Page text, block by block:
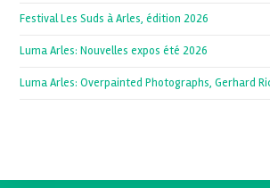
Festival Les Suds à Arles, édition 2026
Luma Arles: Nouvelles expos été 2026
Luma Arles: Overpainted Photographs, Gerhard